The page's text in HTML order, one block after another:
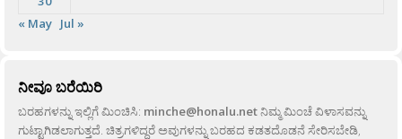
« May Jul »
ನೀವೂ ಬರೆಯಿರಿ
ಬರಹಗಳನ್ನು ಇಲ್ಲಿಗೆ ಮಿಂಚಿಸಿ: minche@honalu.netನಿಮ್ಮ ಮಿಂಚೆ ವಿಳಾಸವನ್ನು
ಗುಟ್ಟಾಗಿಡಲಾಗುತ್ತದೆ. ಚಿತ್ರಗಳಿದ್ದರೆ ಅವುಗಳನ್ನು ಬರಹದ ಕಡತದೊಡನೆ ಸೇರಿಸಬೇಡಿ,